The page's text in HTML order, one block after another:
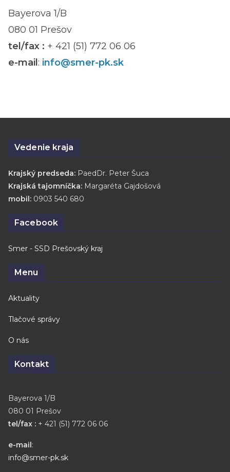
Bayerova 1/B
080 01 Prešov
tel/fax : + 421 (51) 772 06 06
e-mail : info@smer-pk.sk
Vedenie kraja
Krajský predseda: PaedDr. Peter Šuca
Krajská tajomníčka: Margaréta Gajdošová
mobil: 0903 540 680
Facebook
Smer - SSD Prešovský kraj
Menu
Aktuality
Tlačové správy
O nás
Kontakt
Bayerova 1/B
080 01 Prešov
tel/fax : + 421 (51) 772 06 06
e-mail:
info@smer-pk.sk